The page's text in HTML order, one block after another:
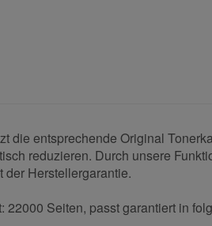
die entsprechende Original
reduzieren. Durch unsere
der Herstellergarantie.
Seiten, passt garantiert in